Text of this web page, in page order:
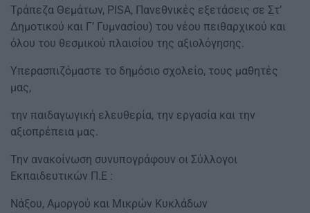
Τράπεζα Θεμάτων, PISA, Πανεθνικές εξετάσεις σε Στ’
Δημοτικού και Γ’ Γυμνασίου) του νέου πειθαρχικού και
όλου του θεσμικού πλαισίου της αξιολόγησης.
Υπερασπιζόμαστε το δημόσιο σχολείο, τους μαθητές
μας,
την παιδαγωγική ελευθερία, την εργασία και την
αξιοπρέπεια μας.
Την ανακοίνωση συνυπογράφουν οι Σύλλογοι
Εκπαιδευτικών Π.Ε :
Νάξου, Αμοργού και Μικρών Κυκλάδων